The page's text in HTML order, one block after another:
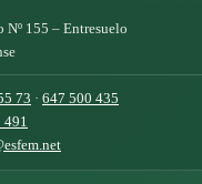
Nº 155 – Entresuelo
73 · 647 500 435